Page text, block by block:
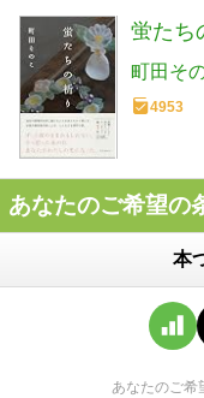
蛍たち
町田そ
4953
あなたのご希望の
本
あなたのご希